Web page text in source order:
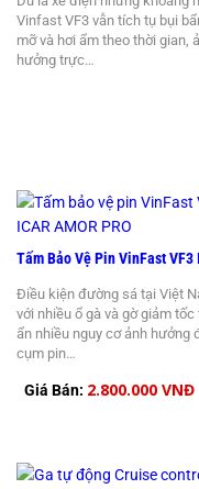
Vinfast VF3 vẫn tích tụ bụi
mỡ và hơi ẩm theo thời gian,
hưởng trực…
Tấm Bảo Vệ Pin VinFast VF3
Điều kiện đường sá tại Việt
với nhiều ổ gà và gờ giảm tốc
ẩn nhiều nguy cơ ảnh hưởng
cụm pin…
Giá Bán: 2.800.000 VNĐ